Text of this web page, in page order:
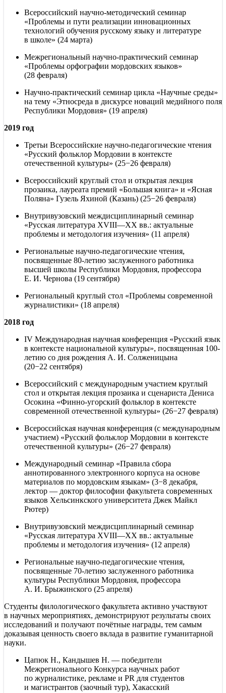
Всероссийский научно-методический семинар
«Проблемы и пути реализации инновационных
технологий обучения русскому языку и литературе
в школе» (24 марта)
Межрегиональный научно-практический семинар
«Проблемы орфографии мордовских языков»
(28 февраля)
Научно-практический семинар цикла «Научные среды»
на тему «Этносреда в дискурсе новаций медийного поля
Республики Мордовия» (19 апреля)
2019 год
Третьи Всероссийские научно-педагогические чтения
«Русский фольклор Мордовии в контексте
отечественной культуры» (25−26 февраля)
Всероссийский круглый стол и открытая лекция
прозаика, лауреата премий «Большая книга» и «Ясная
Поляна» Гузель Яхиной (Казань) (25−26 февраля)
Внутривузовский междисциплинарный семинар
«Русская литература XVIII—XX вв.: актуальные
проблемы и методология изучения» (11 апреля)
Региональные научно-педагогические чтения,
посвященные 80-летию заслуженного работника
высшей школы Республики Мордовия, профессора
Е. И. Чернова (19 сентября)
Региональный круглый стол «Проблемы современной
журналистики» (18 апреля)
2018 год
IV Международная научная конференция «Русский язык
в контексте национальной культуры», посвященная 100-
летию со дня рождения А. И. Солженицына
(20−22 сентября)
Всероссийский с международным участием круглый
стол и открытая лекция прозаика и сценариста Дениса
Осокина «Финно-угорский фольклор в контексте
современной отечественной культуры» (26−27 февраля)
Всероссийская научная конференция (с международным
участием) «Русский фольклор Мордовии в контексте
отечественной культуры» (26−27 февраля)
Международный семинар «Правила сбора
аннотированного электронного корпуса на основе
материалов по мордовским языкам» (3−8 декабря,
лектор — доктор философии факультета современных
языков Хельсинкского университета Джек Майкл
Рютер)
Внутривузовский междисциплинарный семинар
«Русская литература XVIII—XX вв.: актуальные
проблемы и методология изучения» (12 апреля)
Региональные научно-педагогические чтения,
посвященные 70-летию заслуженного работника
культуры Республики Мордовия, профессора
А. И. Брыжинского (25 апреля)
Студенты филологического факультета активно участвуют
в научных мероприятиях, демонстрируют результаты своих
исследований и получают почётные награды, тем самым
доказывая ценность своего вклада в развитие гуманитарной
науки.
Цапюк Н., Кандышев Н. — победители
Межрегионального Конкурса научных работ
по журналистике, рекламе и PR для студентов
и магистрантов (заочный тур), Хакасский